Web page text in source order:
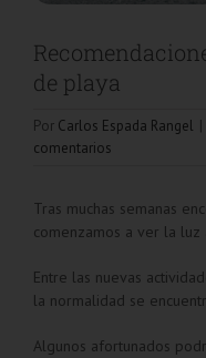
de playa
Por Carlos Espada Rangel |
comentarios
Tras muchas semanas
comenzamos a ver la
Entre las nuevas
la normalidad se
Algunos afortunados